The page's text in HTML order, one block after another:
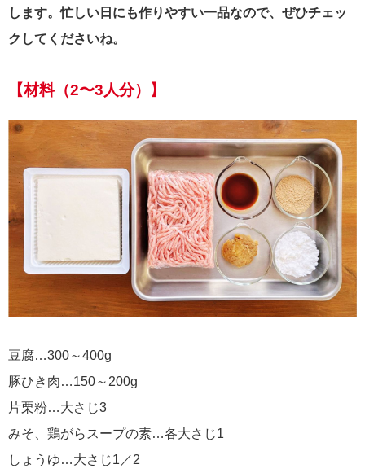
します。忙しい日にも作りやすい一品なので、ぜひチェッ
クしてくださいね。
【材料（2〜3人分）】
豆腐…300～400g
豚ひき肉…150～200g
片栗粉…大さじ3
みそ、鶏がらスープの素…各大さじ1
しょうゆ…大さじ1／2